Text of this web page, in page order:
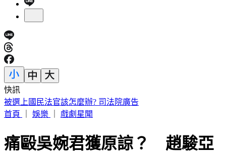
快訊
快訊／議員范織欽涉貪遭聲押 法院裁定120萬交保限制住居
首頁
娛樂 戲劇星聞
痛毆吳婉君獲原諒？ 趙駿亞